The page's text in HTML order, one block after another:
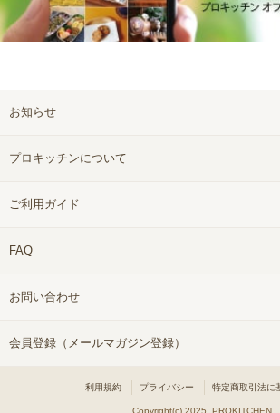
お知らせ
プロキッチンについて
ご利用ガイド
FAQ
お問い合わせ
会員登録（メールマガジン登録）
利用規約 プライバシー 特定商取引法に
Copyright(c) 2025 PROKITCHEN.